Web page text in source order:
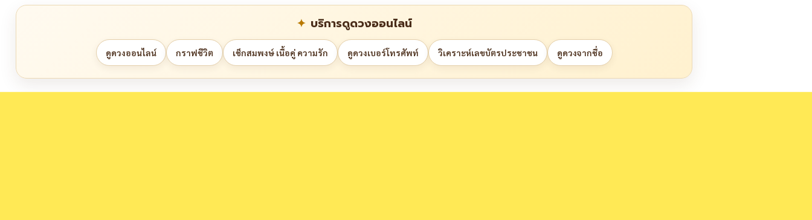
บริการดูดวงออนไลน์
ดูดวงออนไลน์ กราฟชีวิต เช็กสมพงษ์ เนื้อคู่ ความรัก ดูดวงเบอร์โทรศัพท์ วิเคราะห์เลขบัตรประชาชน ดูดวงจากชื่อ